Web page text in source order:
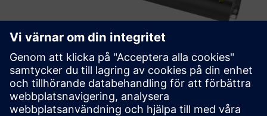
TXOne Portable Inspector
Portable Inspector är ett bärbart, installationsfritt USB OT-
inbyggt verktyg, som syftar till att beväpna OT-operatörer